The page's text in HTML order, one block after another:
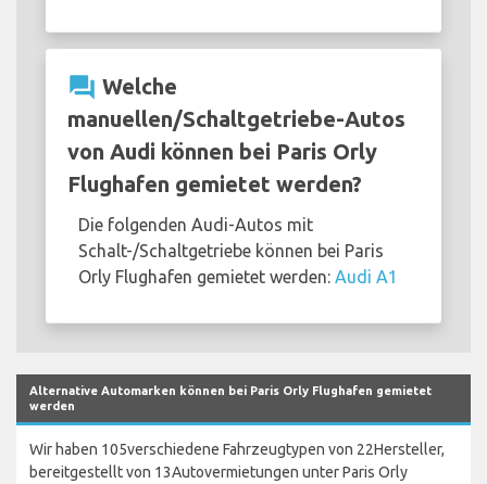
question_answer Welche
manuellen/Schaltgetriebe-Autos
von Audi können bei Paris Orly
Flughafen gemietet werden?
Die folgenden Audi-Autos mit
Schalt-/Schaltgetriebe können bei Paris
Orly Flughafen gemietet werden: Audi A1
Alternative Automarken können bei Paris Orly Flughafen gemietet
werden
Wir haben 105verschiedene Fahrzeugtypen von 22Hersteller,
bereitgestellt von 13Autovermietungen unter Paris Orly